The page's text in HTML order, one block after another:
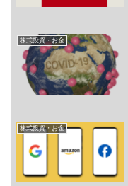
株式投資・お金
株式投資・お金